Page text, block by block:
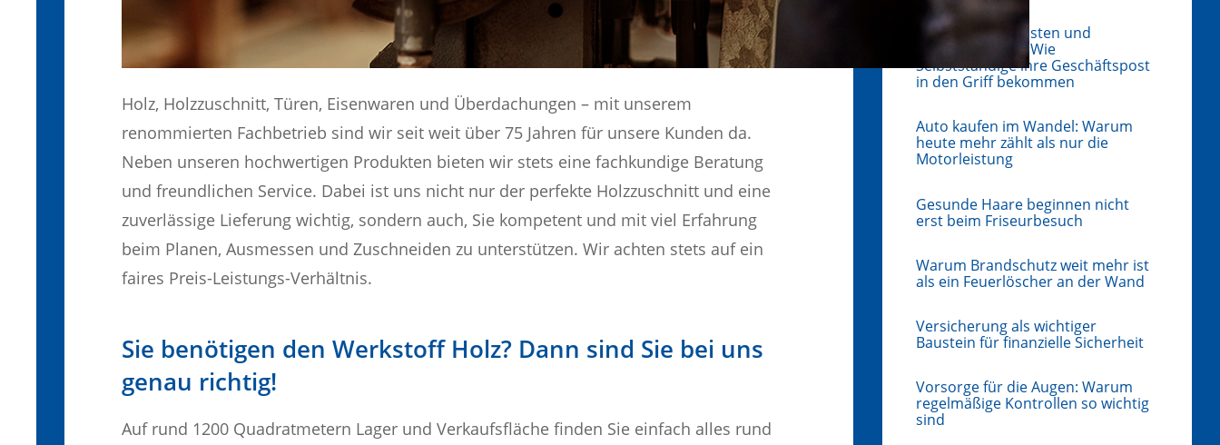
Holz, Holzzuschnitt, Türen, Eisenwaren und Überdachungen – mit unserem
renommierten Fachbetrieb sind wir seit weit über 75 Jahren für unsere Kunden da.
Neben unseren hochwertigen Produkten bieten wir stets eine fachkundige Beratung
und freundlichen Service. Dabei ist uns nicht nur der perfekte Holzzuschnitt und eine
zuverlässige Lieferung wichtig, sondern auch, Sie kompetent und mit viel Erfahrung
beim Planen, Ausmessen und Zuschneiden zu unterstützen. Wir achten stets auf ein
faires Preis-Leistungs-Verhältnis.
Sie benötigen den Werkstoff Holz? Dann sind Sie bei uns
genau richtig!
Auf rund 1200 Quadratmetern Lager und Verkaufsfläche finden Sie einfach alles rund
Zwischen Briefkasten und
verpasster Frist: Wie
Selbstständige ihre Geschäftspost
in den Griff bekommen
Auto kaufen im Wandel: Warum
heute mehr zählt als nur die
Motorleistung
Gesunde Haare beginnen nicht
erst beim Friseurbesuch
Warum Brandschutz weit mehr ist
als ein Feuerlöscher an der Wand
Versicherung als wichtiger
Baustein für finanzielle Sicherheit
Vorsorge für die Augen: Warum
regelmäßige Kontrollen so wichtig
sind